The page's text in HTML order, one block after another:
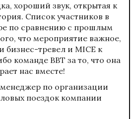
хороший звук, открытая к
Список участников в
по сравнению с прошлым
что мероприятие важное,
бизнес-тревел и MICE к
команде BBT за то, что она
нас вместе!
по организации
поездок компании